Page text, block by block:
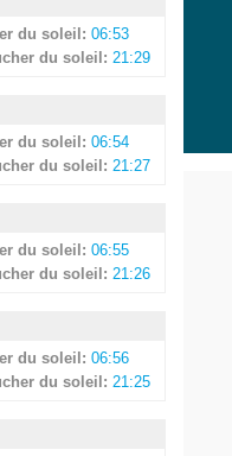
du soleil: 06:53
du soleil: 21:29
du soleil: 06:54
du soleil: 21:27
du soleil: 06:55
du soleil: 21:26
du soleil: 06:56
du soleil: 21:25